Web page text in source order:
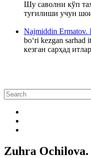
Шу саволни кўп
туғилиши учун
Najmiddin Ermatov.
bo‘ri kezgan sarhad
кезган сарҳад
Zuhra Ochilova.